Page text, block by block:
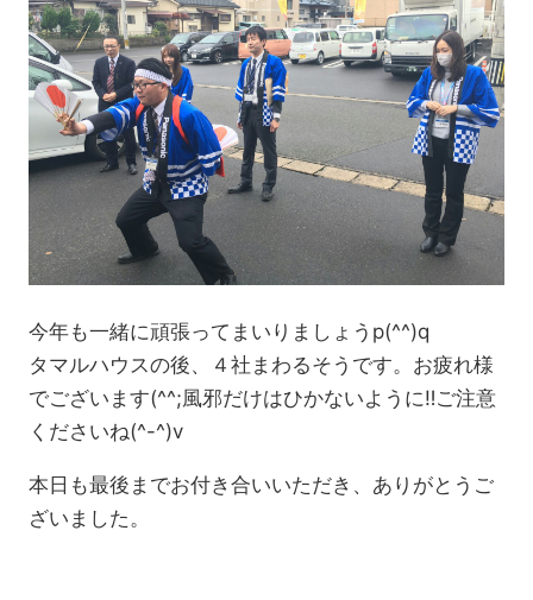
今年も一緒に頑張ってまいりましょうp(^^)q
タマルハウスの後、４社まわるそうです。お疲れ様
でございます(^^;風邪だけはひかないように‼ご注意
くださいね(^-^)v
本日も最後までお付き合いいただき、ありがとうご
ざいました。